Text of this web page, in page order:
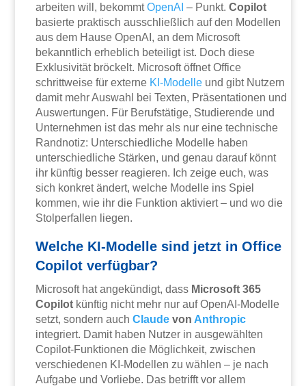
arbeiten will, bekommtOpenAI – Punkt.Copilot
basierte praktisch ausschließlich auf den Modellen
aus dem Hause OpenAI, an dem Microsoft
bekanntlich erheblich beteiligt ist. Doch diese
Exklusivität bröckelt. Microsoft öffnet Office
schrittweise für externe KI-Modelle und gibt Nutzern
damit mehr Auswahl bei Texten, Präsentationen und
Auswertungen. Für Berufstätige, Studierende und
Unternehmen ist das mehr als nur eine technische
Randnotiz: Unterschiedliche Modelle haben
unterschiedliche Stärken, und genau darauf könnt
ihr künftig besser reagieren. Ich zeige euch, was
sich konkret ändert, welche Modelle ins Spiel
kommen, wie ihr die Funktion aktiviert – und wo die
Stolperfallen liegen.
Welche KI-Modelle sind jetzt in Office
Copilot verfügbar?
Microsoft hat angekündigt, dass Microsoft 365
Copilot künftig nicht mehr nur auf OpenAI-Modelle
setzt, sondern auchClaude von Anthropic
integriert. Damit haben Nutzer in ausgewählten
Copilot-Funktionen die Möglichkeit, zwischen
verschiedenen KI-Modellen zu wählen – je nach
Aufgabe und Vorliebe. Das betrifft vor allem